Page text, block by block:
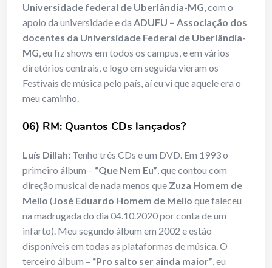
Universidade federal de Uberlândia-MG, com o
apoio da universidade e da ADUFU – Associação dos
docentes da Universidade Federal de Uberlândia-
MG, eu fiz shows em todos os campus, e em vários
diretórios centrais, e logo em seguida vieram os
Festivais de música pelo país, aí eu vi que aquele era o
meu caminho.
06) RM: Quantos CDs lançados?
Luís Dillah: Tenho três CDs e um DVD. Em 1993 o
primeiro álbum – “Que Nem Eu”, que contou com
direção musical de nada menos que Zuza Homem de
Mello (José Eduardo Homem de Mello que faleceu
na madrugada do dia 04.10.2020 por conta de um
infarto). Meu segundo álbum em 2002 e estão
disponíveis em todas as plataformas de música. O
terceiro álbum – “Pro salto ser ainda maior”, eu